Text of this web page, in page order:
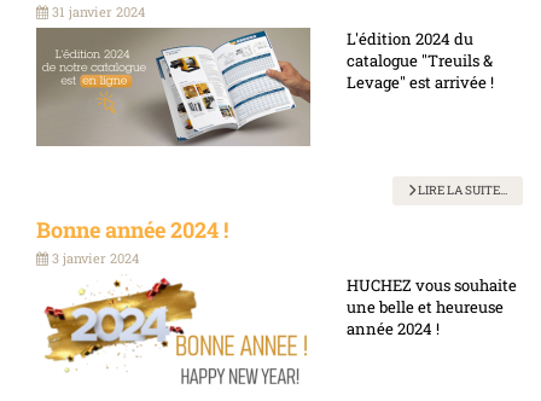
31 janvier 2024
L'édition 2024 du
catalogue "Treuils &
Levage" est arrivée !
LIRE LA SUITE...
Bonne année 2024 !
3 janvier 2024
HUCHEZ vous souhaite
une belle et heureuse
année 2024 !